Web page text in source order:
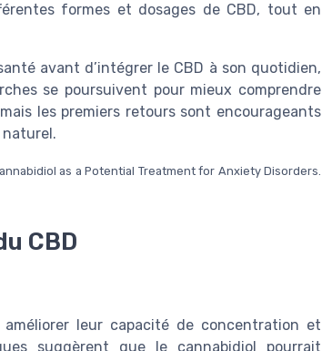
formes et dosages de CBD, tout en
avant d’intégrer le CBD à son quotidien,
se poursuivent pour mieux comprendre
les premiers retours sont encourageants
as a Potential Treatment for Anxiety Disorders.
CBD
améliorer leur capacité de concentration et
suggèrent que le cannabidiol pourrait